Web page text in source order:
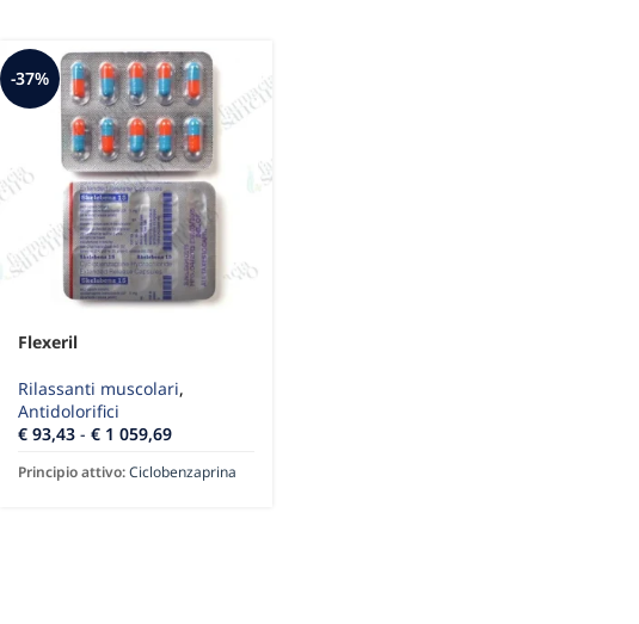
-37%
Flexeril
Rilassanti muscolari,
Antidolorifici
€ 93,43 - € 1 059,69
Principio attivo:Ciclobenzaprina